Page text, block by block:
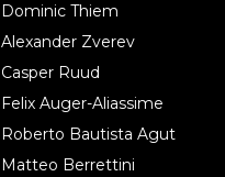
Dominic Thiem
Alexander Zverev
Casper Ruud
Felix Auger-Aliassime
Roberto Bautista Agut
Matteo Berrettini